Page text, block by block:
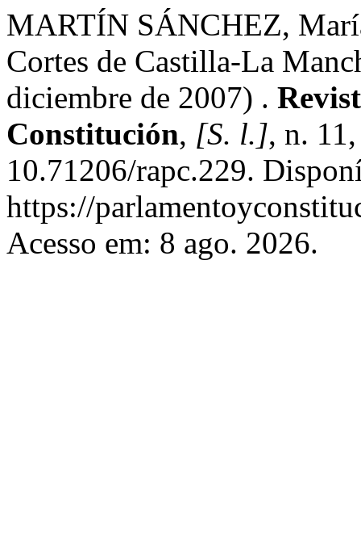
MARTÍN SÁNCHEZ,
Cortes de Castilla-La
diciembre de 2007) .
Constitución, [S. l.], n.
10.71206/rapc.229.
https://
Acesso em: 8 ago. 2026.